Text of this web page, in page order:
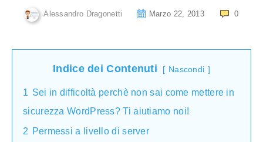
Alessandro Dragonetti Marzo 22, 2013 0
Indice dei Contenuti Nascondi
1 Sei in difficoltà perchè non sai come mettere in
sicurezza WordPress? Ti aiutiamo noi!
2 Permessi a livello di server